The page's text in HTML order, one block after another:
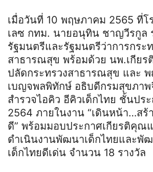
เมื่อวันที่ 10 พฤษภาคม 2565 ที่
เลซ กทม. นายอนุทิน ชาญวีรกูล
รัฐมนตรีและรัฐมนตรีว่าการกระ
สาธารณสุข พร้อมด้วย นพ.เกียร
ปลัดกระทรวงสาธารณสุข และ
เบญจพลพิทักษ์ อธิบดีกรมสุขภาพ
สำรวจไอคิว อีคิวเด็กไทย ชั้นปร
2564 ภายในงาน “เดินหน้า…สร้
ดี” พร้อมมอบประกาศเกียรติคุณ
ดำเนินงานพัฒนาเด็กไทยและ
เด็กไทยดีเด่น จำนวน 18 รางวัล